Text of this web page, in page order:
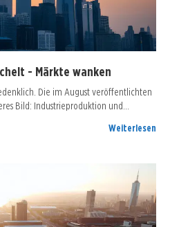
- Märkte wanken
Die im August veröffentlichten
Bild: Industrieproduktion und…
Weiterlesen